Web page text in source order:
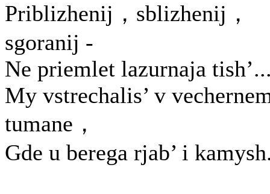
Priblizhenij，sblizhenij，
sgoranij -
Ne priemlet lazurnaja
My vstrechalis’ v
tumane，
Gde u berega rjab’ i